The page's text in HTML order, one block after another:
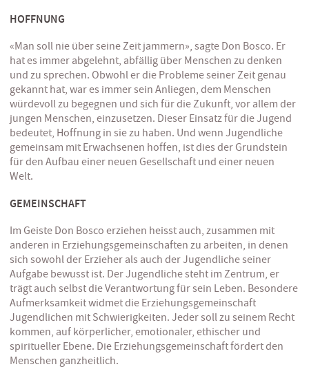
HOFFNUNG
«Man soll nie über seine Zeit jammern», sagte Don Bosco. Er
hat es immer abgelehnt, abfällig über Menschen zu denken
und zu sprechen. Obwohl er die Probleme seiner Zeit genau
gekannt hat, war es immer sein Anliegen, dem Menschen
würdevoll zu begegnen und sich für die Zukunft, vor allem der
jungen Menschen, einzusetzen. Dieser Einsatz für die Jugend
bedeutet, Hoffnung in sie zu haben. Und wenn Jugendliche
gemeinsam mit Erwachsenen hoffen, ist dies der Grundstein
für den Aufbau einer neuen Gesellschaft und einer neuen
Welt.
GEMEINSCHAFT
Im Geiste Don Bosco erziehen heisst auch, zusammen mit
anderen in Erziehungsgemeinschaften zu arbeiten, in denen
sich sowohl der Erzieher als auch der Jugendliche seiner
Aufgabe bewusst ist. Der Jugendliche steht im Zentrum, er
trägt auch selbst die Verantwortung für sein Leben. Besondere
Aufmerksamkeit widmet die Erziehungsgemeinschaft
Jugendlichen mit Schwierigkeiten. Jeder soll zu seinem Recht
kommen, auf körperlicher, emotionaler, ethischer und
spiritueller Ebene. Die Erziehungsgemeinschaft fördert den
Menschen ganzheitlich.